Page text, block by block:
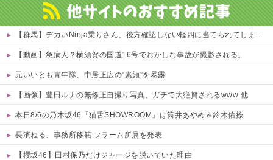
【群馬】デカいNinja乗りさん、後方確認しない軽四に当てられてしまう。
【動画】急病人？横須賀の国道16号でおかしな事故が撮影される。
元いいとも青年隊、中居正広の”素顔”を暴露
【画像】豊田ルナの無修正自撮り写真、ガチで大絶賛されるwww 他
本日8/6の乃木坂46「猫舌SHOWROOM」は筒井あやめ＆鈴木佑捺
長濱ねる、事務所移籍 フラーム所属を発表
【櫻坂46】田村保乃だけジャージを脱いでいた理由